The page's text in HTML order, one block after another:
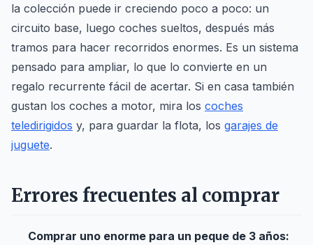
la colección puede ir creciendo poco a poco: un
circuito base, luego coches sueltos, después más
tramos para hacer recorridos enormes. Es un sistema
pensado para ampliar, lo que lo convierte en un
regalo recurrente fácil de acertar. Si en casa también
gustan los coches a motor, mira los coches
teledirigidos y, para guardar la flota, los garajes de
juguete.
Errores frecuentes al comprar
Comprar uno enorme para un peque de 3 años: